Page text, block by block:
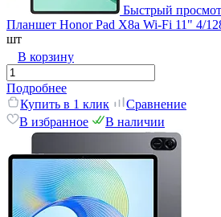
Быстрый
Планшет Honor Pad X8a Wi-Fi 11" 4/
шт
В корзину
Подробнее
Купить в 1 клик
Сравнение
В избранное
В наличии